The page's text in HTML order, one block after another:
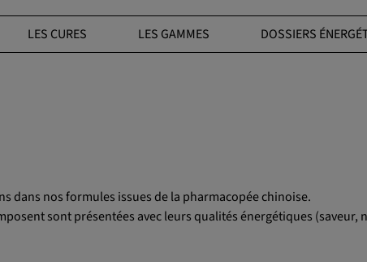
LES CURES LES GAMMES DOSSIERS
dans nos formules issues de la pharmacopée chinoise.
sont présentées avec leurs qualités énergétiques (saveur,